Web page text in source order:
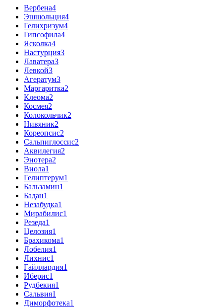
Вербена4
Эшшольция4
Гелихризум4
Гипсофила4
Ясколка4
Настурция3
Лаватера3
Левкой3
Агератум3
Маргаритка2
Клеома2
Космея2
Колокольчик2
Нивяник2
Кореопсис2
Сальпиглоссис2
Аквилегия2
Энотера2
Виола1
Гелиптерум1
Бальзамин1
Бадан1
Незабудка1
Мирабилис1
Резеда1
Целозия1
Брахикома1
Лобелия1
Лихнис1
Гайллардия1
Иберис1
Рудбекия1
Сальвия1
Диморфотека1